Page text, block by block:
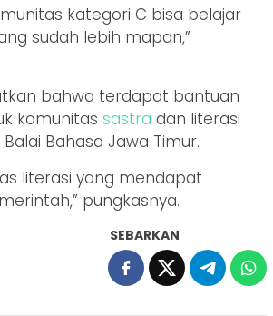
kategori C bisa belajar
sudah lebih mapan,”
bahwa terdapat bantuan
komunitas sastra dan literasi
Bahasa Jawa Timur.
literasi yang mendapat
pungkasnya.
SEBARKAN